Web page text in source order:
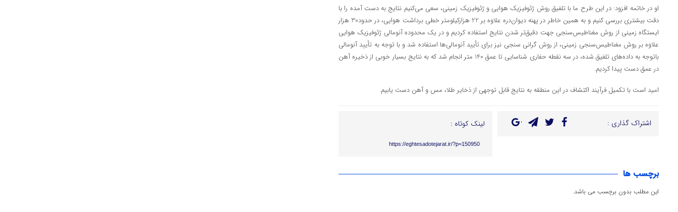
او در خاتمه افزود: در این طرح ما با تلفیق روش ژئوفیزیک هوایی و ژئوفیزیک زمینی، سعی می‌کنیم نتایج به دست آمده را با
دقت بیشتری بررسی کنیم و به همین خاطر در پهنه دیوان‌دره علاوه بر 22 هزارکیلومتر خطی برداشت هوایی، در حدود30 هزار
ایستگاه زمینی از روش مغناطیس‌سنجی جهت دقیق‌تر شدن نتایج استفاده کردیم و در یک محدوده آنومالی ژئوفیزیک هوایی
علاوه بر روش مغناطیس‌سنجی زمینی، از روش گرانی سنجی نیز برای تأیید آنومالی‌ها استفاده شد و با توجه به تأیید آنومالی
باتوجه به داده‌های تلفیق شده، در سه نقطه حفاری شناسایی تا عمق 140 متر انجام شد که به نتایج بسیار خوبی از ذخیره آهن
در عمق دست پیدا کردیم.
امید است با تکمیل فرآیند اکتشاف در این منطقه به نتایج قابل توجهی از ذخایر طلا، مس و آهن دست یابیم.
اشتراک گذاری : لینک کوتاه :
https://eghtesadotejarat.ir/?p=150950
برچسب ها
این مطلب بدون برچسب می باشد.